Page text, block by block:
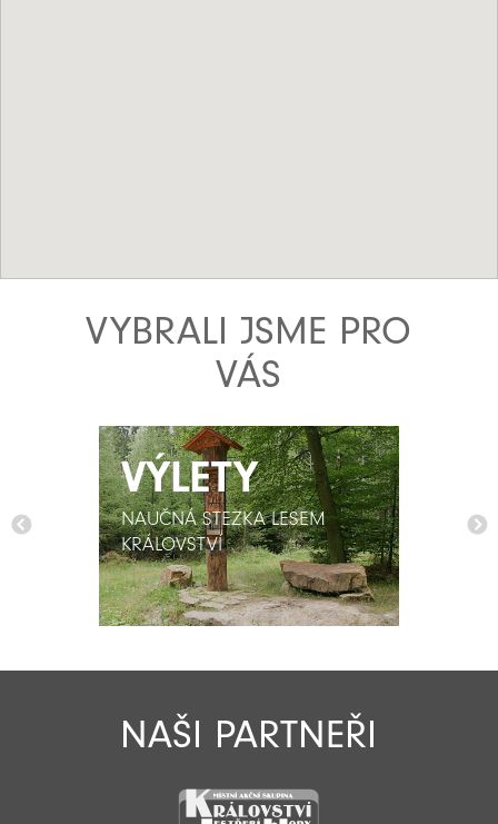
VYBRALI JSME PRO
VÁS
VÝLETY
NAUČNÁ STEZKA LESEM
KRÁLOVSTVÍ
VÝLETY
NAUČNÁ STEZKA LESEM
KRÁLOVSTVÍ
NAŠI PARTNEŘI